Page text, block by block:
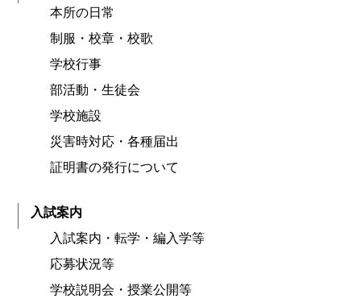
本所の日常
制服・校章・校歌
学校行事
部活動・生徒会
学校施設
災害時対応・各種届出
証明書の発行について
入試案内
入試案内・転学・編入学等
応募状況等
学校説明会・授業公開等